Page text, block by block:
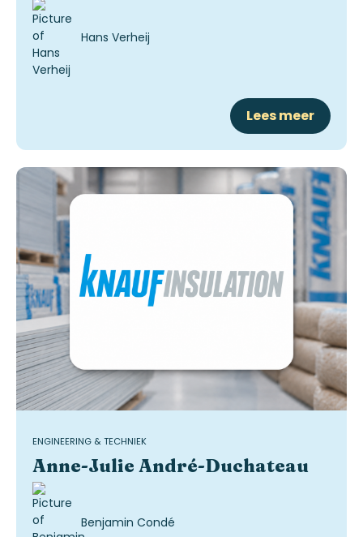
Hans Verheij
Lees meer
ENGINEERING & TECHNIEK
Anne-Julie André-Duchateau
Benjamin Condé